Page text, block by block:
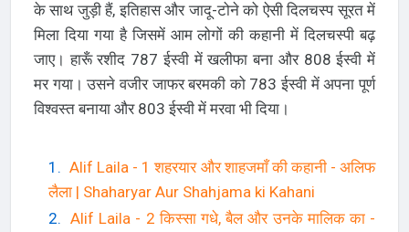
के साथ जुड़ी हैं, इतिहास और जादू-टोने को ऐसी दिलचस्प सूरत में
मिला दिया गया है जिसमें आम लोगों की कहानी में दिलचस्पी बढ़
जाए। हारूँ रशीद 787 ईस्वी में खलीफा बना और 808 ईस्वी में
मर गया। उसने वजीर जाफर बरमकी को 783 ईस्वी में अपना पूर्ण
विश्वस्त बनाया और 803 ईस्वी में मरवा भी दिया।
Alif Laila - 1 शहरयार और शाहजमाँ की कहानी - अलिफ
लैला | Shaharyar Aur Shahjama ki Kahani
Alif Laila - 2 किस्सा गधे, बैल और उनके मालिक का -